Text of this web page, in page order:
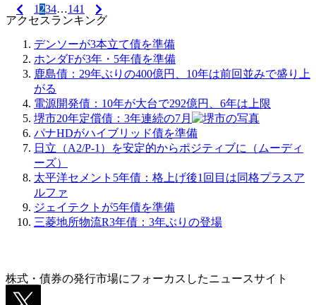
1 234…141
アクセスランキング
デンソーが3本立て債を準備
ホンダFが3年・5年債を準備
鹿島債：29年ぶりの400億円、10年は前回並みで盛り上
がる
電源開発債：10年が大台で292億円、6年は上限
堺市20年定償債：3年連続の7月
パナHDがハイブリッド債を準備
日立（A2/P-1）を安定的からポジティブに（ムーディ
ーズ）
太平洋セメント5年債：格上げ後1回目は同格プラスア
ルファ
ジェイテクトが5年債を準備
三菱地所物流R3年債：3年ぶりの登場
株式・債券の発行市場にフォーカスしたニュースサイト